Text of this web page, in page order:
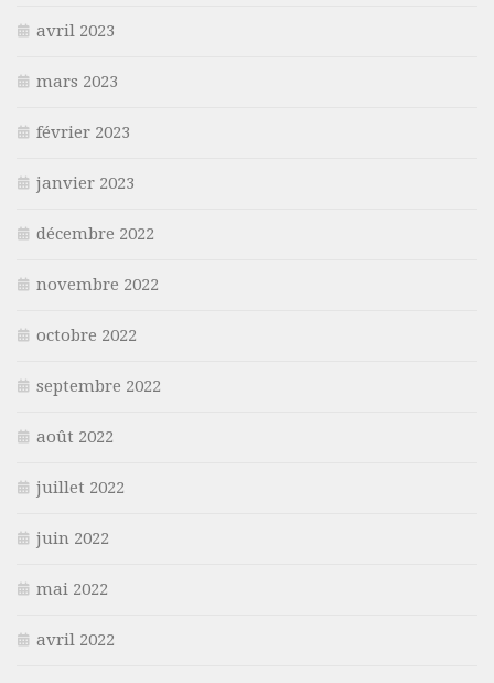
avril 2023
mars 2023
février 2023
janvier 2023
décembre 2022
novembre 2022
octobre 2022
septembre 2022
août 2022
juillet 2022
juin 2022
mai 2022
avril 2022